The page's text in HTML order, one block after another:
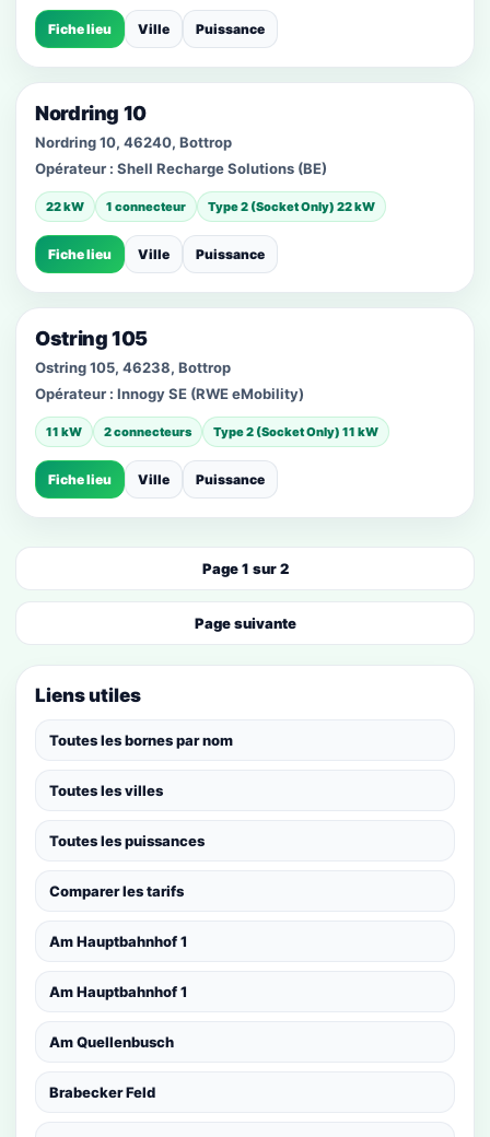
Fiche lieu Ville Puissance
Nordring 10
Nordring 10, 46240, Bottrop
Opérateur : Shell Recharge Solutions (BE)
22 kW 1 connecteur Type 2 (Socket Only) 22 kW
Fiche lieu Ville Puissance
Ostring 105
Ostring 105, 46238, Bottrop
Opérateur : Innogy SE (RWE eMobility)
11 kW 2 connecteurs Type 2 (Socket Only) 11 kW
Fiche lieu Ville Puissance
Page 1 sur 2
Page suivante
Liens utiles
Toutes les bornes par nom
Toutes les villes
Toutes les puissances
Comparer les tarifs
Am Hauptbahnhof 1
Am Hauptbahnhof 1
Am Quellenbusch
Brabecker Feld